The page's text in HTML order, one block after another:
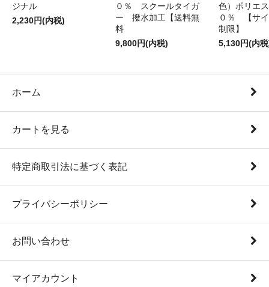
ジナル
2,230円(内税)
０％ スクールタイガ
ー 撥水加工【送料無
料
9,800円(内税)
色）ポリエ
０％ 【サ
制限】
5,130円(内
ホーム
カートを見る
特定商取引法に基づく表記
プライバシーポリシー
お問い合わせ
マイアカウント